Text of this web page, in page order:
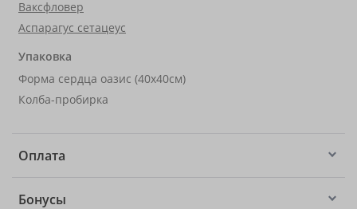
Ваксфловер
Аспарагус сетацеус
Упаковка
Форма сердца оазис (40x40см)
Колба-пробирка
Оплата
Бонусы